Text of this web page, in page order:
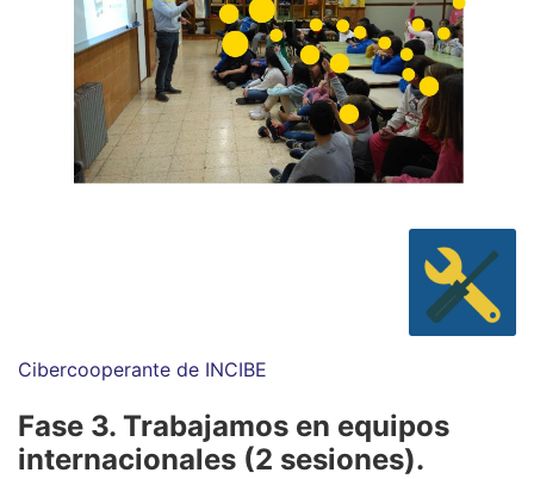
Cibercooperante de INCIBE
Fase 3. Trabajamos en equipos
internacionales (2 sesiones).